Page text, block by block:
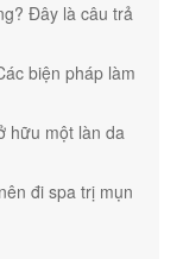
Đây là câu trả
biện pháp làm
hữu một làn da
đi spa trị mụn